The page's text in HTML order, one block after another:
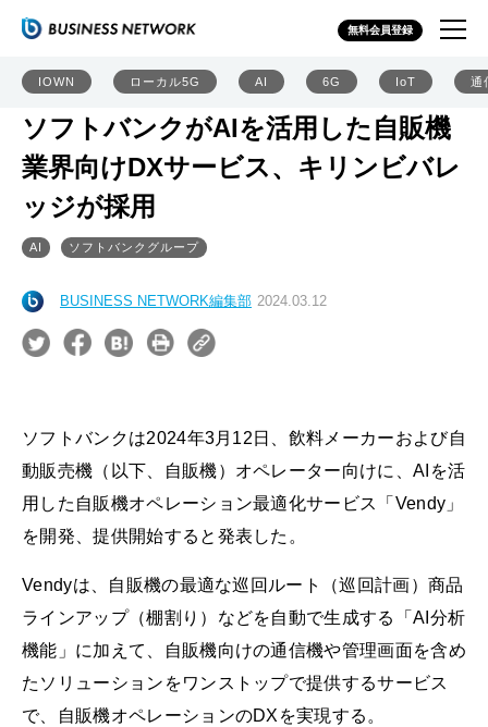
無料会員登録
IOWN ローカル5G AI 6G IoT 通
ソフトバンクがAIを活用した自販機
業界向けDXサービス、キリンビバレ
ッジが採用
AI ソフトバンクグループ
BUSINESS NETWORK編集部 2024.03.12
ソフトバンクは2024年3月12日、飲料メーカーおよび自
動販売機（以下、自販機）オペレーター向けに、AIを活
用した自販機オペレーション最適化サービス「Vendy」
を開発、提供開始すると発表した。
Vendyは、自販機の最適な巡回ルート（巡回計画）商品
ラインアップ（棚割り）などを自動で生成する「AI分析
機能」に加えて、自販機向けの通信機や管理画面を含め
たソリューションをワンストップで提供するサービス
で、自販機オペレーションのDXを実現する。